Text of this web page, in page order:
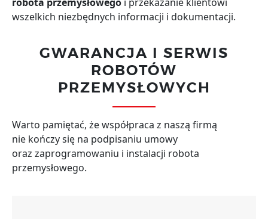
wszelkich niezbędnych informacji i dokumentacji.
GWARANCJA I SERWIS
ROBOTÓW
PRZEMYSŁOWYCH
Warto pamiętać, że współpraca z naszą firmą
nie kończy się na podpisaniu umowy
oraz zaprogramowaniu i instalacji robota
przemysłowego.